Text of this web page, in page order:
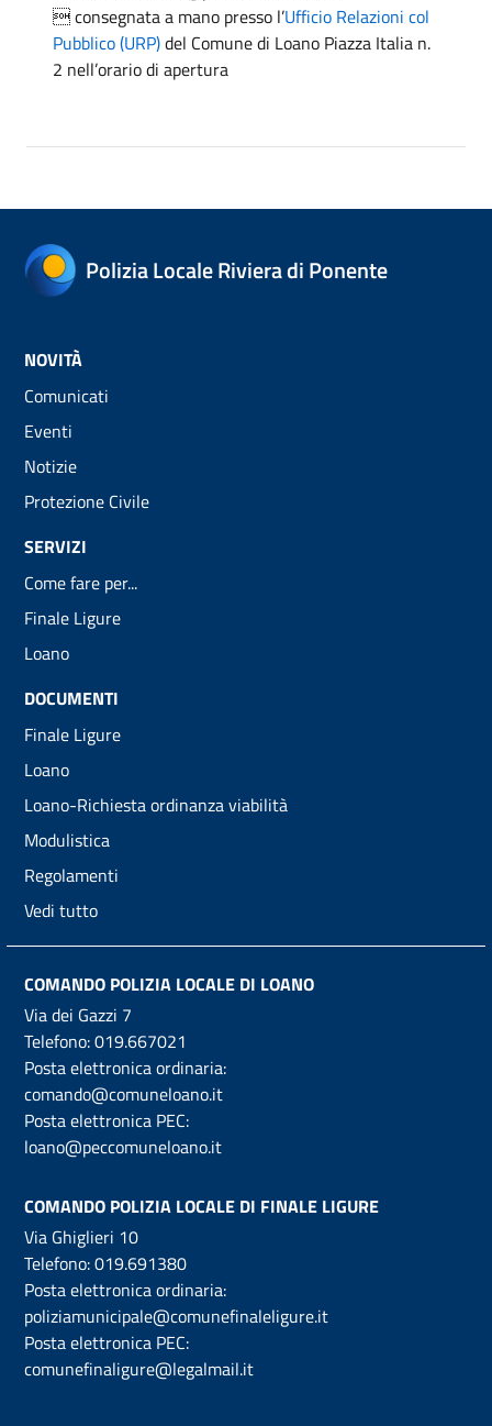
 consegnata a mano presso l’Ufficio Relazioni col
Pubblico (URP)del Comune di Loano Piazza Italia n.
2 nell’orario di apertura
Polizia Locale Riviera di Ponente
NOVITÀ
Comunicati
Eventi
Notizie
Protezione Civile
SERVIZI
Come fare per...
Finale Ligure
Loano
DOCUMENTI
Finale Ligure
Loano
Loano-Richiesta ordinanza viabilità
Modulistica
Regolamenti
Vedi tutto
COMANDO POLIZIA LOCALE DI LOANO
Via dei Gazzi 7
Telefono:019.667021
Posta elettronica ordinaria:
comando@comuneloano.it
Posta elettronica PEC:
loano@peccomuneloano.it
COMANDO POLIZIA LOCALE DI FINALE LIGURE
Via Ghiglieri 10
Telefono:019.691380
Posta elettronica ordinaria:
poliziamunicipale@comunefinaleligure.it
Posta elettronica PEC:
comunefinaligure@legalmail.it